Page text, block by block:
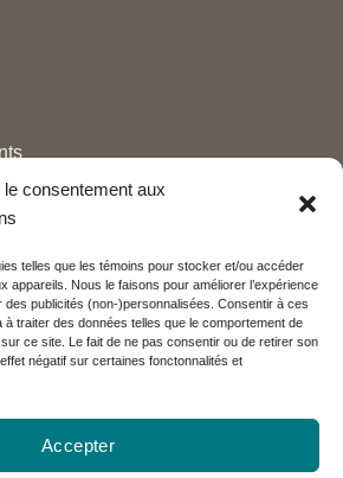
le consentement aux
telles que les témoins pour stocker et/ou accéder
appareils. Nous le faisons pour améliorer l’expérience
des publicités (non-)personnalisées. Consentir à ces
traiter des données telles que le comportement de
ce site. Le fait de ne pas consentir ou de retirer son
négatif sur certaines fonctonnalités et
Accepter